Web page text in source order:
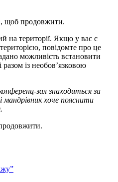
, щоб продовжити.
на території. Якщо у вас є
повідомте про це
можливість встановити
із необов’язковою
зал знаходиться за
мандрівник хоче пояснити